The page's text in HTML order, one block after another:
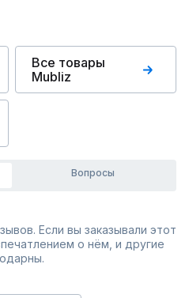
Все товары
Mubliz
Вопросы
Если вы заказывали этот
о нём, и другие